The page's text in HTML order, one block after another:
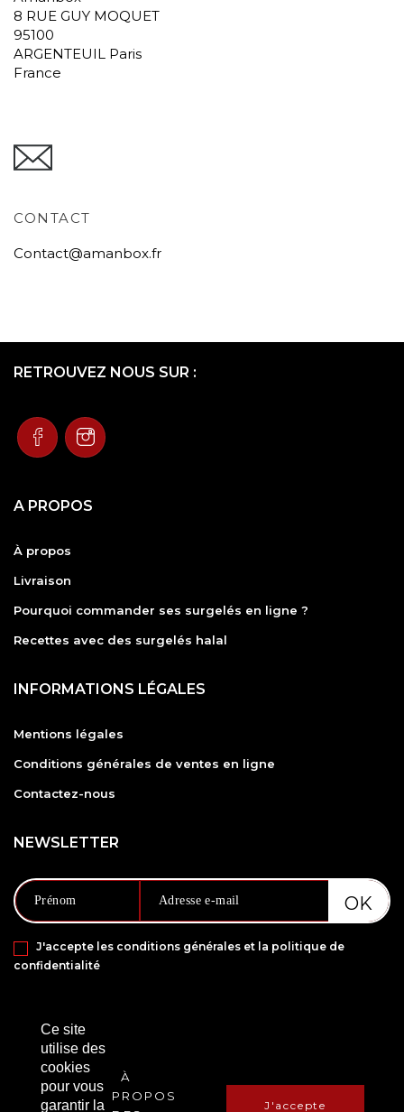
8 RUE GUY MOQUET
95100
ARGENTEUIL Paris
France
CONTACT
Contact@amanbox.fr
RETROUVEZ NOUS SUR :
A PROPOS
À propos
Livraison
Pourquoi commander ses surgelés en ligne ?
Recettes avec des surgelés halal
INFORMATIONS LÉGALES
Mentions légales
Conditions générales de ventes en ligne
Contactez-nous
NEWSLETTER
J'accepte les conditions générales et la politique de
confidentialité
PAIEMENT SÉCURISÉ VIA
Ce site
utilise des
cookies
pour vous
garantir la
À
PROPOS
J'accepte